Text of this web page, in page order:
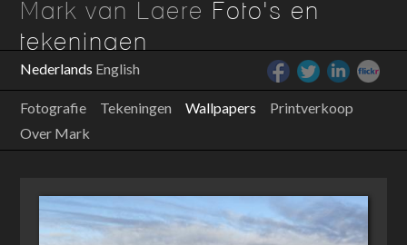
Mark van Laere Foto's en
tekeningen
Nederlands English
Fotografie Tekeningen Wallpapers
Printverkoop
Over Mark